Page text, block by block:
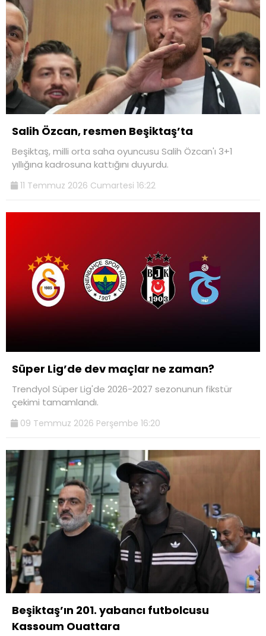
Salih Özcan, resmen Beşiktaş’ta
Beşiktaş, milli orta saha oyuncusu Salih Özcan'ı 3+1
yıllığına kadrosuna kattığını duyurdu.
11 Temmuz 2026 Cumartesi 16:22
Süper Lig’de dev maçlar ne zaman?
Trendyol Süper Lig'de 2026-2027 sezonunun fikstür
çekimi tamamlandı.
09 Temmuz 2026 Perşembe 16:20
Beşiktaş’ın 201. yabancı futbolcusu
Kassoum Ouattara